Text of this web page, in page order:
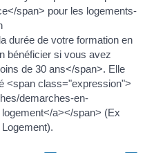
span> pour les logements-
durée de votre formation en
bénéficier si vous avez
de 30 ans</span>. Elle
<span class="expression">
demarches-en-
a></span> (Ex